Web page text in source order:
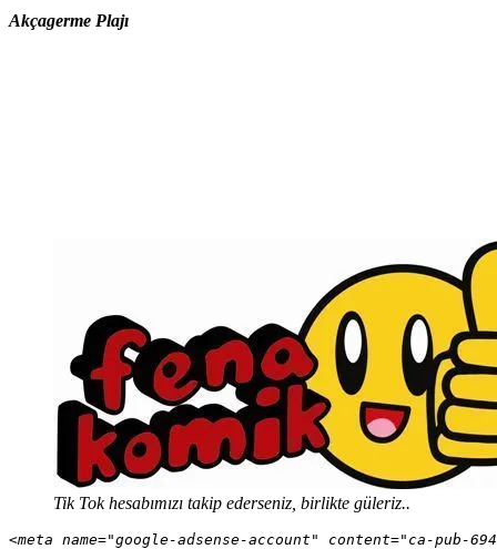
Akçagerme Plajı
Tik Tok hesabımızı takip ederseniz, birlikte güleriz..
<meta name="google-adsense-account" content="ca-pub-